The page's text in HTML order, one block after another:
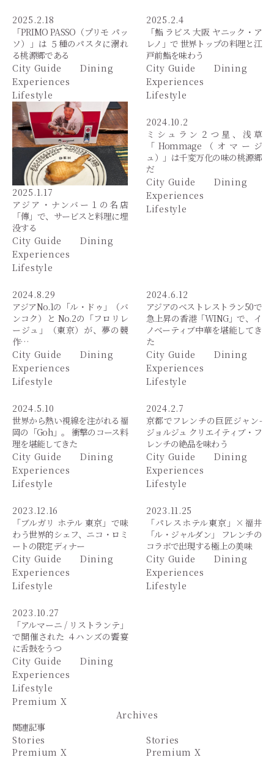
2025.2.18
「PRIMO PASSO（プリモ パッ
ソ）」は ５種のパスタに溺れ
る桃源郷である
City Guide
Dining
Experiences
Lifestyle
2025.2.4
「鮨 ラビス 大阪 ヤニック・ア
レノ」で 世界トップの料理と江
戸前鮨を味わう
City Guide
Dining
Experiences
Lifestyle
2025.1.17
アジア・ナンバー１の名店
「傳」で、サービスと料理に埋
没する
City Guide
Dining
Experiences
Lifestyle
2024.10.2
ミシュラン２つ星、浅草
「Hommage（オマージ
ュ）」は千変万化の味の桃源郷
だ
City Guide
Dining
Experiences
Lifestyle
2024.8.29
アジアNo.1の「ル・ドゥ」（バ
ンコク）と No.2の「フロリレ
ージュ」（東京）が、夢の競
作…
City Guide
Dining
Experiences
Lifestyle
2024.6.12
アジアのベストレストラン50で
急上昇の香港「WING」で、イ
ノベーティブ中華を堪能してき
た
City Guide
Dining
Experiences
Lifestyle
2024.5.10
世界から熱い視線を注がれる福
岡の「Goh」。 衝撃のコース料
理を堪能してきた
City Guide
Dining
Experiences
Lifestyle
2024.2.7
京都でフレンチの巨匠ジャン-
ジョルジュ クリエイティブ・フ
レンチの絶品を味わう
City Guide
Dining
Experiences
Lifestyle
2023.12.16
「ブルガリ ホテル 東京」で味
わう世界的シェフ、ニコ・ロミ
ートの限定ディナー
City Guide
Dining
Experiences
Lifestyle
2023.11.25
「パレスホテル東京」×福井
「ル・ジャルダン」 フレンチの
コラボで出現する極上の美味
City Guide
Dining
Experiences
Lifestyle
2023.10.27
「アルマーニ / リストランテ」
で開催された ４ハンズの饗宴
に舌鼓をうつ
City Guide
Dining
Experiences
Lifestyle
Premium X
Archives
関連記事
Stories
Premium X
Stories
Premium X